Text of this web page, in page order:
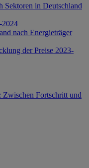
Sektoren in Deutschland
2024
nach Energieträger
der Preise 2023-
Fortschritt und